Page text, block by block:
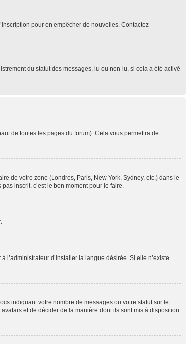
pour en empêcher de nouvelles. Contactez
du statut des messages, lu ou non-lu, si cela a été activé
de toutes les pages du forum). Cela vous permettra de
de votre zone (Londres, Paris, New York, Sydney, etc.) dans le
inscrit, c’est le bon moment pour le faire.
d’installer la langue désirée. Si elle n’existe
indiquant votre nombre de messages ou votre statut sur le
et de décider de la manière dont ils sont mis à disposition.